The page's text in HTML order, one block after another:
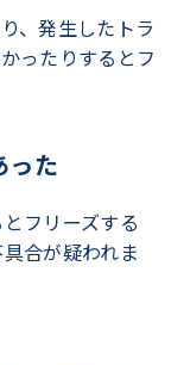
、発生したトラ
ったりするとフ
た
フリーズする
合が疑われま